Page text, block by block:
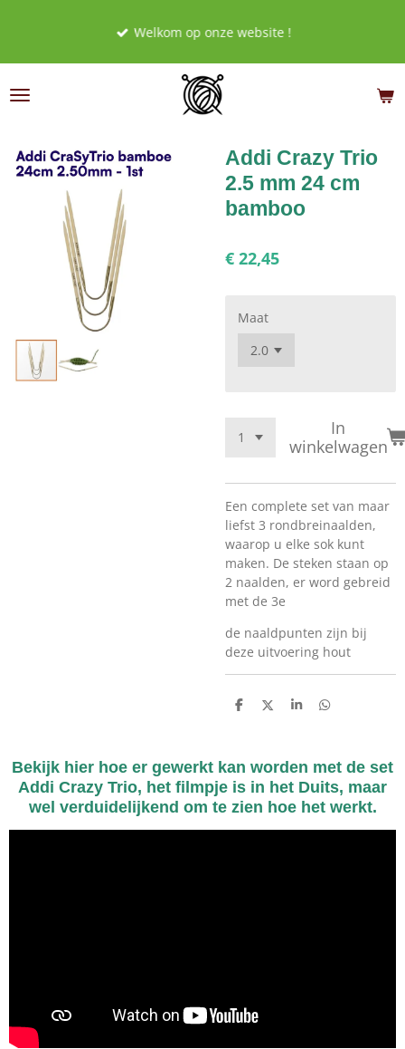
hoofdinhoud
Welkom op onze website !
Addi Crazy Trio
2.5 mm 24 cm
bamboo
€ 22,45
Maat
In
winkelwagen
Een complete set van maar
liefst 3 rondbreinaalden,
waarop u elke sok kunt
maken. De steken staan op
2 naalden, er word gebreid
met de 3e
de naaldpunten zijn bij
deze uitvoering hout
D
n
D
S
e
D
n
Bekijk hier hoe er gewerkt kan worden met de set
Addi Crazy Trio, het filmpje is in het Duits, maar
wel verduidelijkend om te zien hoe het werkt.